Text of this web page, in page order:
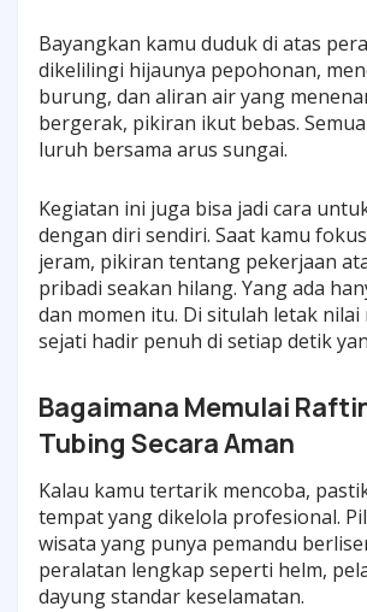
Bayangkan kamu duduk di atas
dikelilingi hijaunya pepohonan,
burung, dan aliran air yang
bergerak, pikiran ikut bebas.
luruh bersama arus sungai.
Kegiatan ini juga bisa jadi cara
dengan diri sendiri. Saat kamu
jeram, pikiran tentang pekerjaan
pribadi seakan hilang. Yang ada
dan momen itu. Di situlah letak nilai
sejati hadir penuh di setiap detik
Bagaimana Memulai
Tubing Secara Aman
Kalau kamu tertarik mencoba,
tempat yang dikelola profesional.
wisata yang punya pemandu
peralatan lengkap seperti helm,
dayung standar keselamatan.